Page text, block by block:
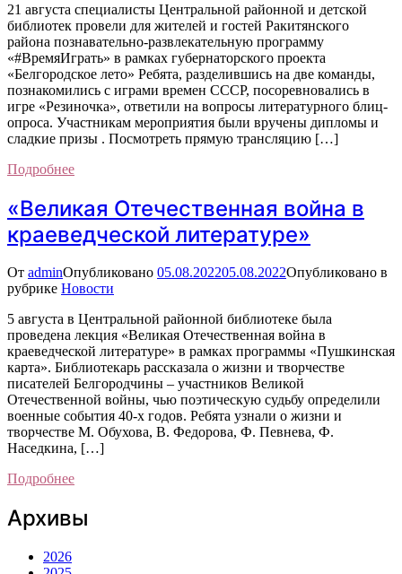
21 августа специалисты Центральной районной и детской
библиотек провели для жителей и гостей Ракитянского
района познавательно-развлекательную программу
«#ВремяИграть» в рамках губернаторского проекта
«Белгородское лето» Ребята, разделившись на две команды,
познакомились с играми времен СССР, посоревновались в
игре «Резиночка», ответили на вопросы литературного блиц-
опроса. Участникам мероприятия были вручены дипломы и
сладкие призы . Посмотреть прямую трансляцию […]
Подробнее
«Великая Отечественная война в
краеведческой литературе»
От adminОпубликовано 05.08.202205.08.2022Опубликовано в
рубрике Новости
5 августа в Центральной районной библиотеке была
проведена лекция «Великая Отечественная война в
краеведческой литературе» в рамках программы «Пушкинская
карта». Библиотекарь рассказала о жизни и творчестве
писателей Белгородчины – участников Великой
Отечественной войны, чью поэтическую судьбу определили
военные события 40-х годов. Ребята узнали о жизни и
творчестве М. Обухова, В. Федорова, Ф. Певнева, Ф.
Наседкина, […]
Подробнее
Архивы
2026